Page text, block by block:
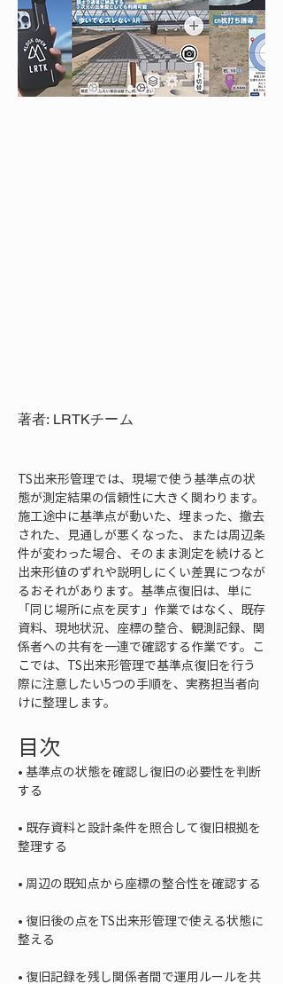
著者: LRTKチーム
TS出来形管理では、現場で使う基準点の状
態が測定結果の信頼性に大きく関わります。
施工途中に基準点が動いた、埋まった、撤去
された、見通しが悪くなった、または周辺条
件が変わった場合、そのまま測定を続けると
出来形値のずれや説明しにくい差異につなが
るおそれがあります。基準点復旧は、単に
「同じ場所に点を戻す」作業ではなく、既存
資料、現地状況、座標の整合、観測記録、関
係者への共有を一連で確認する作業です。こ
こでは、TS出来形管理で基準点復旧を行う
際に注意したい5つの手順を、実務担当者向
けに整理します。
目次
• 基準点の状態を確認し復旧の必要性を判断
• 既存資料と設計条件を照合して復旧根拠を
•
• 復旧後の点をTS出来形管理で使える状態に
• 復旧記録を残し関係者間で運用ルールを共